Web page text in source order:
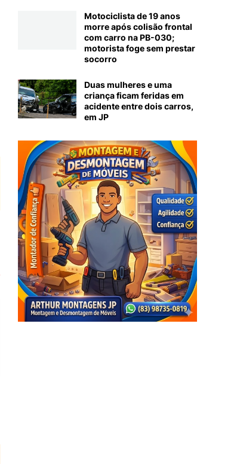
Motociclista de 19 anos
morre após colisão frontal
com carro na PB-030;
motorista foge sem prestar
socorro
Duas mulheres e uma
criança ficam feridas em
acidente entre dois carros,
em JP